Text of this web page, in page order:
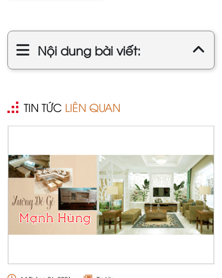
Nội dung bài viết:
TIN TỨC LIÊN QUAN